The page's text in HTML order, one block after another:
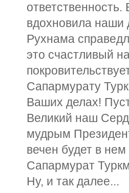
вдохновила
Рухнама
это счастливый
Сапармурату
Ваших делах!
Великий наш
мудрым
вечен будет в
Сапармурат
Ну, и так далее...